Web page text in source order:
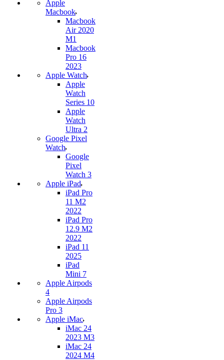
Apple
Macbook
Macbook
Air 2020
M1
Macbook
Pro 16
2023
Apple Watch
Apple
Watch
Series 10
Apple
Watch
Ultra 2
Google Pixel
Watch
Google
Pixel
Watch 3
Apple iPad
iPad Pro
11 M2
2022
iPad Pro
12.9 M2
2022
iPad 11
2025
iPad
Mini 7
Apple Airpods
4
Apple Airpods
Pro 3
Apple iMac
iMac 24
2023 M3
iMac 24
2024 M4